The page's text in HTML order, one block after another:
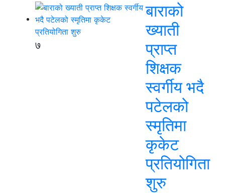
७
बाराको
ख्याती
प्राप्त
शिक्षक
स्वर्गीय भदै
पटेलको
स्मृतिमा
कृकेट
प्रतियोगिता
शुरु